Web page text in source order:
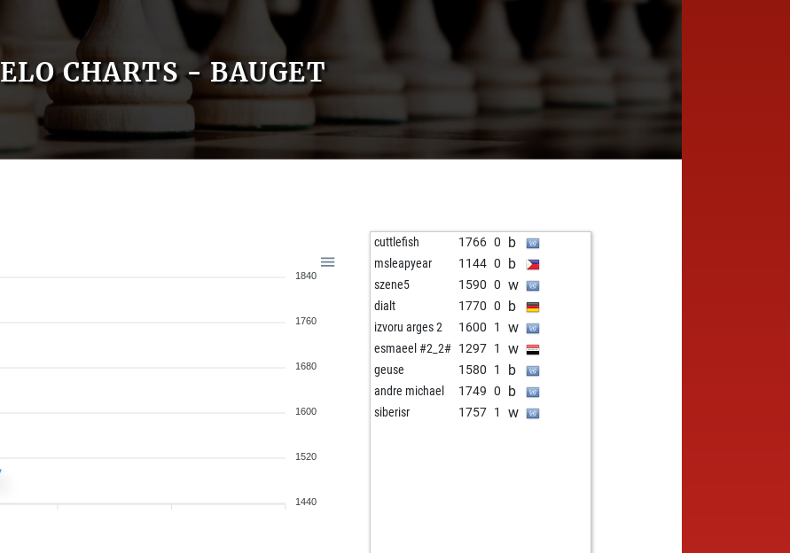
ELO CHARTS - BAUGET
1840
1760
1680
1600
1520
1440
cuttlefish 1766 0 b
msleapyear 1144 0 b
szene5 1590 0 w
dialt 1770 0 b
izvoru arges 2 1600 1 w
esmaeel #2_2# 1297 1 w
geuse 1580 1 b
andre michael 1749 0 b
siberisr 1757 1 w